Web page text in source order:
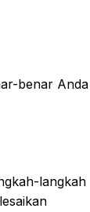
benar Anda
langkah